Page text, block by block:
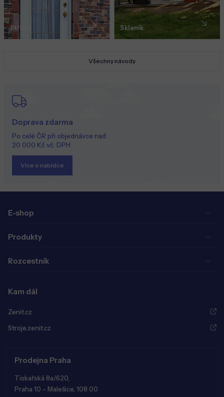
Doprava zdarma
Po celé ČR při objednávce nad
20 000 Kč vč. DPH
Více o nabídce
Stříška Skleník
Všechny návody
E-shop
Produkty
Rozcestník
Kam dál
Zenit.cz
Stroje.zenit.cz
Prodejna Praha
Tiskařská 8a/620,
Praha 10 - Malešice, 108 00